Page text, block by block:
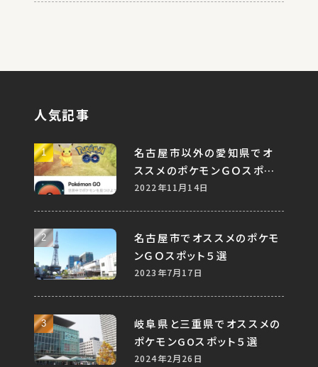
人気記事
名古屋市以外の愛知県でオ
ススメのポケモンＧＯスポット
５選
2022年11月14日
名古屋市でオススメのポケモ
ンＧＯスポット５選
2023年7月17日
岐阜県と三重県でオススメの
ポケモンGOスポット５選
2024年2月26日